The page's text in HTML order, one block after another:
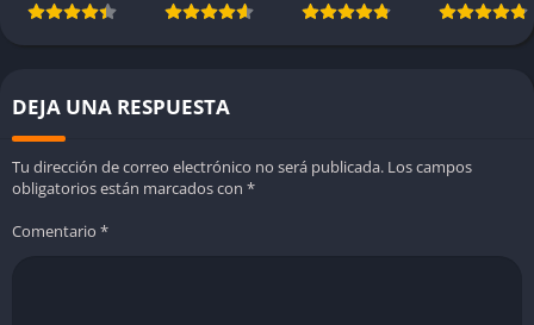
DEJA UNA RESPUESTA
Tu dirección de correo electrónico no será publicada. Los campos
obligatorios están marcados con *
Comentario *